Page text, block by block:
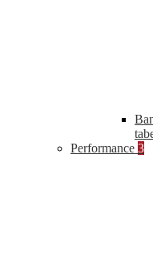
Performance 3